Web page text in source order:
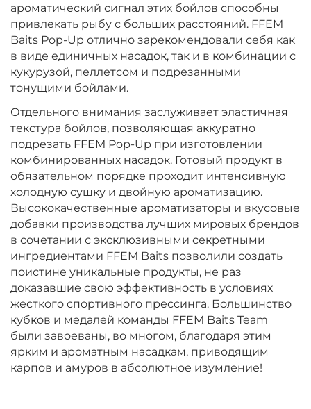
ароматический сигнал этих бойлов способны
привлекать рыбу с больших расстояний. FFEM
Baits Pop-Up отлично зарекомендовали себя как
в виде единичных насадок, так и в комбинации с
кукурузой, пеллетсом и подрезанными
тонущими бойлами.
Отдельного внимания заслуживает эластичная
текстура бойлов, позволяющая аккуратно
подрезать FFEM Pop-Up при изготовлении
комбинированных насадок. Готовый продукт в
обязательном порядке проходит интенсивную
холодную сушку и двойную ароматизацию.
Высококачественные ароматизаторы и вкусовые
добавки производства лучших мировых брендов
в сочетании с эксклюзивными секретными
ингредиентами FFEM Baits позволили создать
поистине уникальные продукты, не раз
доказавшие свою эффективность в условиях
жесткого спортивного прессинга. Большинство
кубков и медалей команды FFEM Baits Team
были завоеваны, во многом, благодаря этим
ярким и ароматным насадкам, приводящим
карпов и амуров в абсолютное изумление!